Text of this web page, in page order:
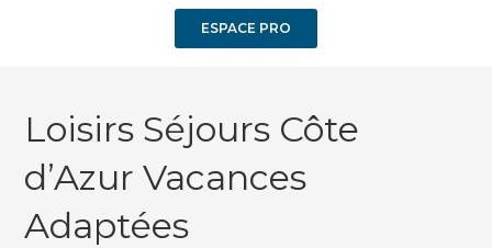
ESPACE PRO
Loisirs Séjours Côte
d’Azur Vacances
Adaptées